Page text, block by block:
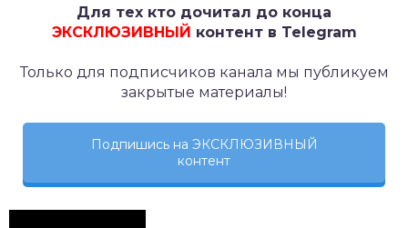
Для тех кто дочитал до конца
ЭКСКЛЮЗИВНЫЙ контент в Telegram
Только для подписчиков канала мы публикуем
закрытые материалы!
Подпишись на ЭКСКЛЮЗИВНЫЙ
контент